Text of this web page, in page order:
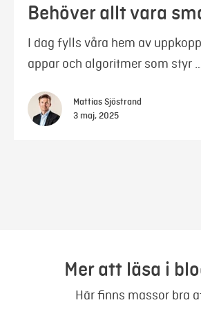
Behöver allt vara
I dag fylls våra hem av
appar och algoritmer som styr
Mattias Sjöstrand
3 maj, 2025
Mer att läsa i
Här finns massor bra